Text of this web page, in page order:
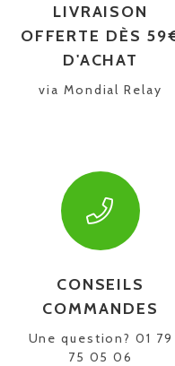
LIVRAISON
OFFERTE DÈS
D'ACHAT
via Mondial Relay
CONSEILS
COMMANDES
Une question? 01 79
75 05 06